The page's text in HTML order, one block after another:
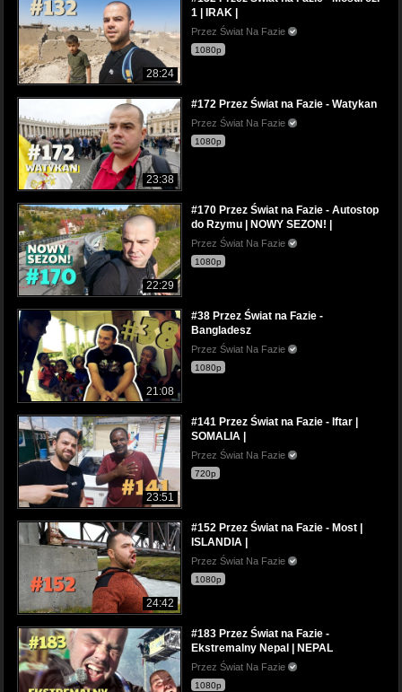
28:24
1 | IRAK |
Przez Świat Na Fazie
1080p
23:38
#172 Przez Świat na Fazie - Watykan
Przez Świat Na Fazie
1080p
22:29
#170 Przez Świat na Fazie - Autostop
do Rzymu | NOWY SEZON! |
Przez Świat Na Fazie
1080p
21:08
#38 Przez Świat na Fazie -
Bangladesz
Przez Świat Na Fazie
1080p
23:51
#141 Przez Świat na Fazie - Iftar |
SOMALIA |
Przez Świat Na Fazie
720p
24:42
#152 Przez Świat na Fazie - Most |
ISLANDIA |
Przez Świat Na Fazie
1080p
#183 Przez Świat na Fazie -
Ekstremalny Nepal | NEPAL
Przez Świat Na Fazie
1080p